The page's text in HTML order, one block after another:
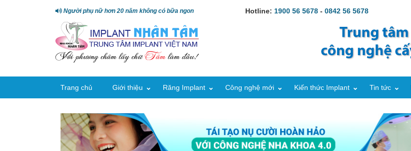
Người phụ nữ hơn 20 năm không có bữa ngon Hotline: 1900 56 5678 -0842 56 5678
Trang chủ Giới thiệu Răng Implant Công nghệ mới Kiến thức Implant Tin tức